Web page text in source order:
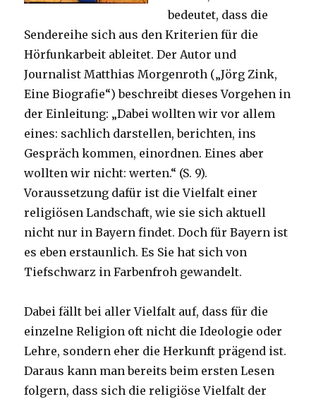
bedeutet, dass die
Sendereihe sich aus den Kriterien für die
Hörfunkarbeit ableitet. Der Autor und
Journalist Matthias Morgenroth („Jörg Zink,
Eine Biografie“) beschreibt dieses Vorgehen in
der Einleitung: „Dabei wollten wir vor allem
eines: sachlich darstellen, berichten, ins
Gespräch kommen, einordnen. Eines aber
wollten wir nicht: werten.“ (S. 9).
Voraussetzung dafür ist die Vielfalt einer
religiösen Landschaft, wie sie sich aktuell
nicht nur in Bayern findet. Doch für Bayern ist
es eben erstaunlich. Es Sie hat sich von
Tiefschwarz in Farbenfroh gewandelt.
Dabei fällt bei aller Vielfalt auf, dass für die
einzelne Religion oft nicht die Ideologie oder
Lehre, sondern eher die Herkunft prägend ist.
Daraus kann man bereits beim ersten Lesen
folgern, dass sich die religiöse Vielfalt der